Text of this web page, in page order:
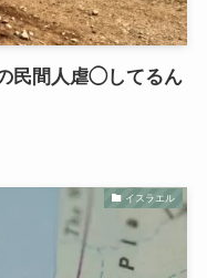
民間人虐◯してるん
イスラエル